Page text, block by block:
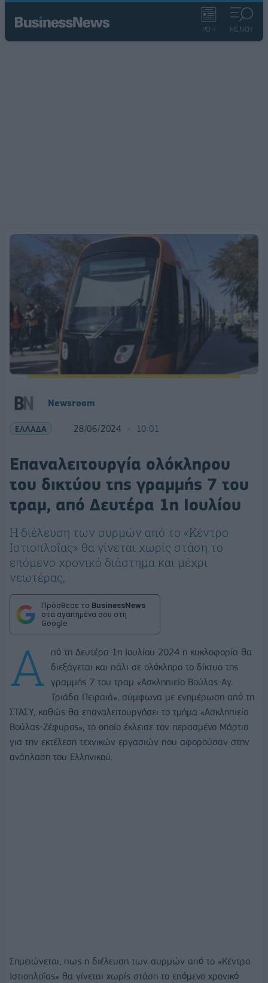
ΡΟΗ ΜΕΝΟΥ
Newsroom
ΕΛΛΑΔΑ 28/06/2024 10:01
Επαναλειτουργία ολόκληρου
του δικτύου της γραμμής 7 του
τραμ, από Δευτέρα 1η Ιουλίου
H διέλευση των συρμών από το «Κέντρο
Ιστιοπλοΐας» θα γίνεται χωρίς στάση το
επόμενο χρονικό διάστημα και μέχρι
νεωτέρας,
Πρόσθεσε το BusinessNews
στα αγαπημένα σου στη
Google
Α
πό τη Δευτέρα 1η Ιουλίου 2024 η κυκλοφορία θα
διεξάγεται και πάλι σε ολόκληρο το δίκτυο της
γραμμής 7 του τραμ «Ασκληπιείο Βούλας-Αγ.
Τριάδα Πειραιά», σύμφωνα με ενημέρωση από τη
ΣΤΑΣΥ, καθώς θα επαναλειτουργήσει το τμήμα «Ασκληπιείο
Βούλας-Ζέφυρος», το οποίο έκλεισε τον περασμένο Μάρτιο
για την εκτέλεση τεχνικών εργασιών που αφορούσαν στην
ανάπλαση του Ελληνικού.
Σημειώνεται, πως η διέλευση των συρμών από το «Κέντρο
Ιστιοπλοΐας» θα γίνεται χωρίς στάση το επόμενο χρονικό